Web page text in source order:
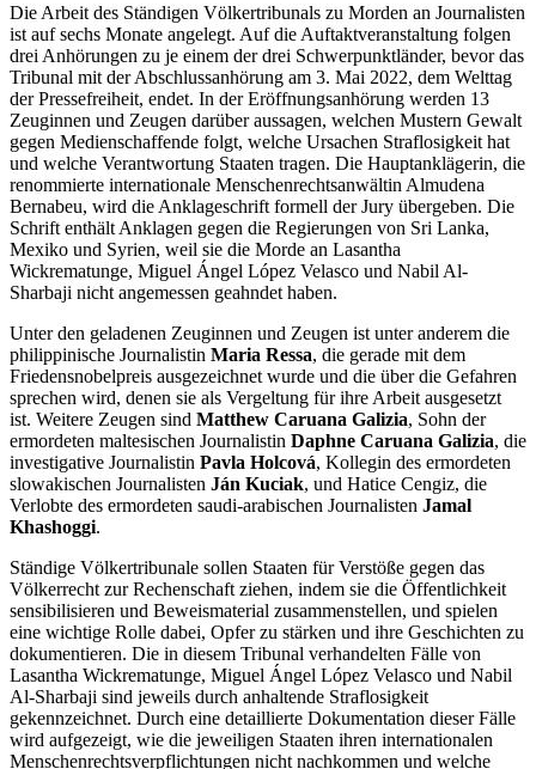
Die Arbeit des Ständigen Völkertribunals zu Morden an Journalisten
ist auf sechs Monate angelegt. Auf die Auftaktveranstaltung folgen
drei Anhörungen zu je einem der drei Schwerpunktländer, bevor das
Tribunal mit der Abschlussanhörung am 3. Mai 2022, dem Welttag
der Pressefreiheit, endet. In der Eröffnungsanhörung werden 13
Zeuginnen und Zeugen darüber aussagen, welchen Mustern Gewalt
gegen Medienschaffende folgt, welche Ursachen Straflosigkeit hat
und welche Verantwortung Staaten tragen. Die Hauptanklägerin, die
renommierte internationale Menschenrechtsanwältin Almudena
Bernabeu, wird die Anklageschrift formell der Jury übergeben. Die
Schrift enthält Anklagen gegen die Regierungen von Sri Lanka,
Mexiko und Syrien, weil sie die Morde an Lasantha
Wickrematunge, Miguel Ángel López Velasco und Nabil Al-
Sharbaji nicht angemessen geahndet haben.
Unter den geladenen Zeuginnen und Zeugen ist unter anderem die
philippinische Journalistin Maria Ressa, die gerade mit dem
Friedensnobelpreis ausgezeichnet wurde und die über die Gefahren
sprechen wird, denen sie als Vergeltung für ihre Arbeit ausgesetzt
ist. Weitere Zeugen sind Matthew Caruana Galizia, Sohn der
ermordeten maltesischen Journalistin Daphne Caruana Galizia, die
investigative Journalistin Pavla Holcová, Kollegin des ermordeten
slowakischen Journalisten Ján Kuciak, und Hatice Cengiz, die
Verlobte des ermordeten saudi-arabischen Journalisten Jamal
Khashoggi.
Ständige Völkertribunale sollen Staaten für Verstöße gegen das
Völkerrecht zur Rechenschaft ziehen, indem sie die Öffentlichkeit
sensibilisieren und Beweismaterial zusammenstellen, und spielen
eine wichtige Rolle dabei, Opfer zu stärken und ihre Geschichten zu
dokumentieren. Die in diesem Tribunal verhandelten Fälle von
Lasantha Wickrematunge, Miguel Ángel López Velasco und Nabil
Al-Sharbaji sind jeweils durch anhaltende Straflosigkeit
gekennzeichnet. Durch eine detaillierte Dokumentation dieser Fälle
wird aufgezeigt, wie die jeweiligen Staaten ihren internationalen
Menschenrechtsverpflichtungen nicht nachkommen und welche